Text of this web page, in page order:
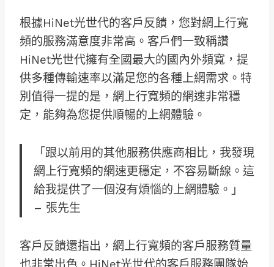
根據HiNet光世代的客戶反饋，您對網上行寬
頻的服務滿意度非常高。客戶們一致稱讚
HiNet光世代擁有全國最大的國內外頻寬，提
供多種傳輸速率以滿足您的各種上網需求。特
別值得一提的是，網上行寬頻的網速非常穩
定，能夠為您提供順暢的上網體驗。
「跟以前用的其他服務供應商相比，我發現
網上行寬頻的網速更穩定，不容易斷線。這
給我提供了一個沒有煩惱的上網體驗。」
– 張先生
客戶反饋還指出，網上行寬頻的客戶服務質量
也非常出色。HiNet光世代的客戶服務團隊始